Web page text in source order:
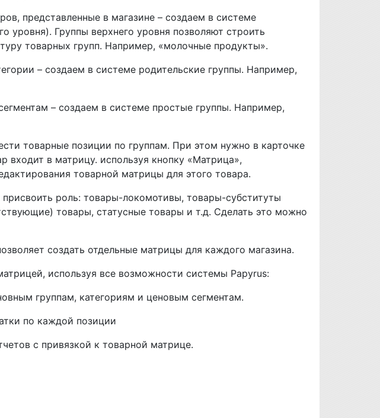
представленные в магазине – создаем в системе
уровня). Группы верхнего уровня позволяют строить
товарных групп. Например, «молочные продукты».
– создаем в системе родительские группы. Например,
– создаем в системе простые группы. Например,
товарные позиции по группам. При этом нужно в карточке
входит в матрицу. используя кнопку «Матрица»,
товарной матрицы для этого товара.
роль: товары-локомотивы, товары-субституты
товары, статусные товары и т.д. Сделать это можно
создать отдельные матрицы для каждого магазина.
используя все возможности системы Papyrus:
группам, категориям и ценовым сегментам.
по каждой позиции
с привязкой к товарной матрице.